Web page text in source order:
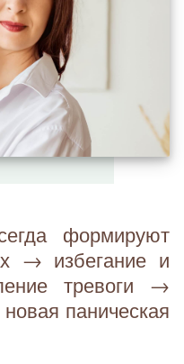
формируют
→ избегание и
тревоги →
паническая